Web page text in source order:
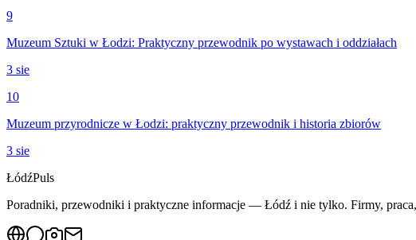
9
Muzeum Sztuki w Łodzi: Praktyczny przewodnik po wystawach i oddziałach
3 sie
10
Muzeum przyrodnicze w Łodzi: praktyczny przewodnik i historia zbiorów
3 sie
ŁódźPuls
Poradniki, przewodniki i praktyczne informacje — Łódź i nie tylko. Firmy, praca,